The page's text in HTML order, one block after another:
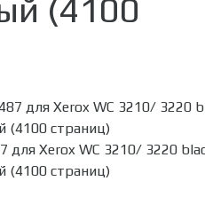
(4100
для Xerox WC 3210/ 3220
(4100 страниц)